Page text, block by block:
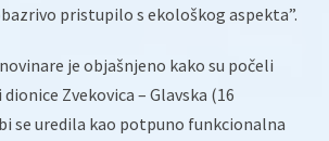
pristupilo s ekološkog aspekta”.
je objašnjeno kako su počeli
Zvekovica – Glavska (16
se uredila kao potpuno funkcionalna